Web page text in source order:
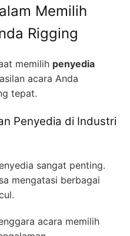
Memilih
Rigging
memilih penyedia
acara Anda
tepat.
Penyedia di Industri
sangat penting.
mengatasi berbagai
acara memilih